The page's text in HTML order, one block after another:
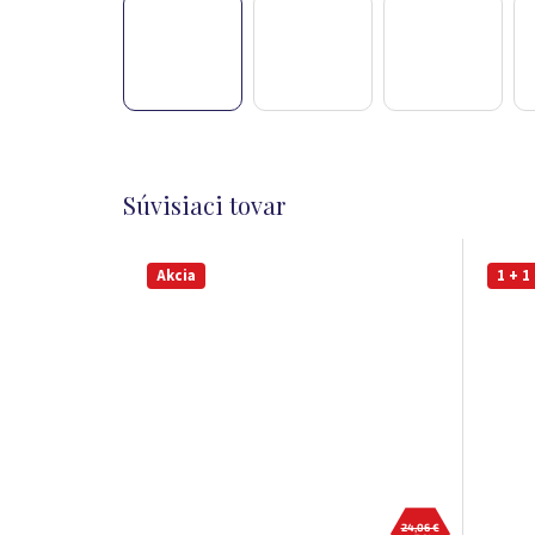
Súvisiaci tovar
Akcia
24,06 €
1 + 1